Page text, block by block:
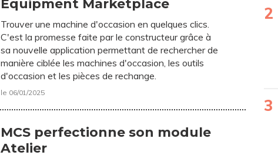
Equipment Marketplace
Trouver une machine d'occasion en quelques clics.
C'est la promesse faite par le constructeur grâce à
sa nouvelle application permettant de rechercher de
manière ciblée les machines d'occasion, les outils
d'occasion et les pièces de rechange.
le 06/01/2025
MCS perfectionne son module
Atelier